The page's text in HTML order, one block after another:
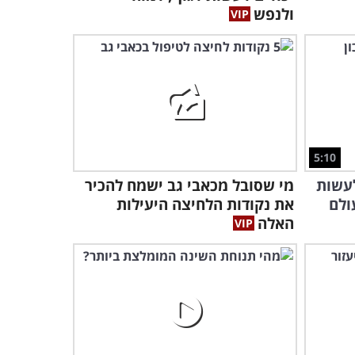
6:19
העיסוי הזה!ולנפש
5:10
מי שסובל מכאבי גב ישמח להכיר
את נקודות הלחיצה היעילות
האלה